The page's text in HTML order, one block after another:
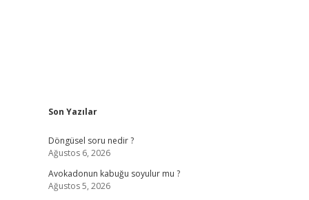
Sidebar
Son Yazılar
Döngüsel soru nedir ?
Ağustos 6, 2026
Avokadonun kabuğu soyulur mu ?
Ağustos 5, 2026